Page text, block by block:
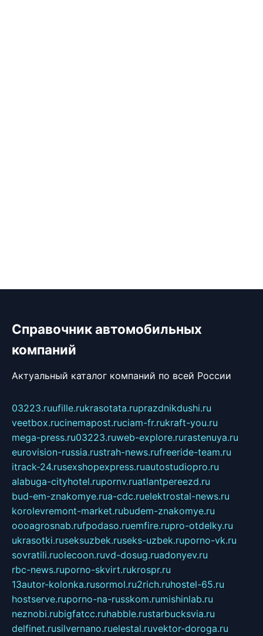
Справочник автомобильных
компаний
Актуальный каталог компаний по всей России
03223.ruufille.rukrasotata.ruprazdnikdushi.ru
veetbox.rucinemapost.ruciam-fr.rukraft-you.ru
mega-press.ru03223.ruweb-explore.rurastenuya.ru
eurovision-russia.rustrah-news.rufreeride-team.ru
itrack-24.rusexshopexpress.ruautostudiopro.ru
alabuga-cityhotel.rupornv.ruatlantpereezd.ru
bud-em-znakomye.rua-cdc.ruelektrostal-news.ru
korolevremont-market.rubudem-znakomye.ru
oooagrosnab.rufpodaso.ruemfire.rupro-otdelky.ru
ukrasotki.ruseksuzbek.ruseks-uzbek.ruporno-vk.ru
sovratili.ruolecoon.ruvd-dosug.ruadonyev.ru
rbc-news.ruporno-skvirt.rukrospr.ru
13autor-kolonka.rusormol.ru2rich.ruhostel-65.ru
hostserve.ruporno-na-russkom.rumishinlab.ru
neznobi.rubigfatcc.ruhabble.rustarbucksvia.ru
delfinet.rusilvernano.ruelestal.ruvektor-doroga.ru